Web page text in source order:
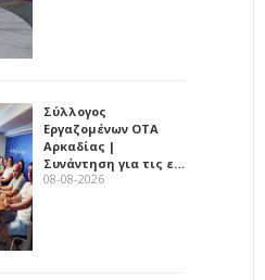
Σύλλογος
Εργαζομένων ΟΤΑ
Αρκαδίας |
Συνάντηση για τις ε…
08-08-2026